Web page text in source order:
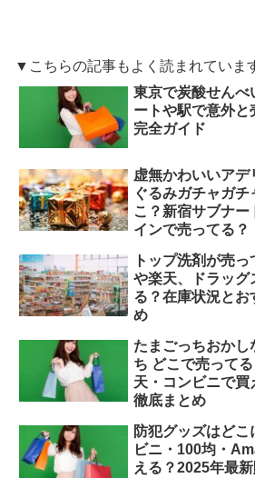
▼こちらの記事もよく読まれていま
東京で炭酸せんべ
ートや駅で意外と
完全ガイド
虚無かわいいア
ぐるみガチャガ
こ？新宿サブナー
インで売ってる？
トップ洗剤が売
や楽天、ドラッグ
る？在庫状況とお
め
たまごっちおかし
ち どこで売って
天・コンビニで買
徹底まとめ
防犯グッズはど
ビニ・100均・
える？2025年最